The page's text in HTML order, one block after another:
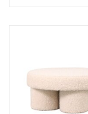
Fake plants